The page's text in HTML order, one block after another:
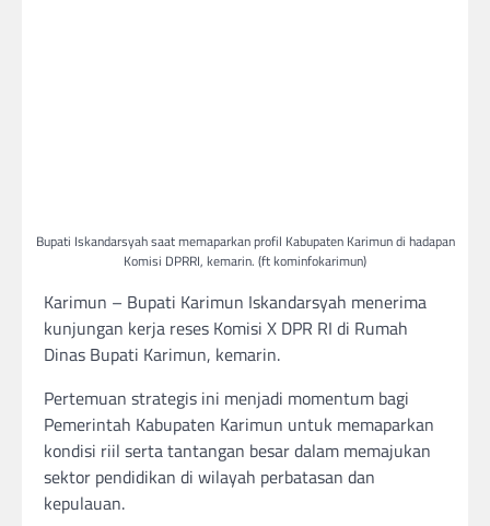
Bupati Iskandarsyah saat memaparkan profil Kabupaten Karimun di hadapan
Komisi DPRRI, kemarin. (ft kominfokarimun)
Karimun – Bupati Karimun Iskandarsyah menerima
kunjungan kerja reses Komisi X DPR RI di Rumah
Dinas Bupati Karimun, kemarin.
Pertemuan strategis ini menjadi momentum bagi
Pemerintah Kabupaten Karimun untuk memaparkan
kondisi riil serta tantangan besar dalam memajukan
sektor pendidikan di wilayah perbatasan dan
kepulauan.